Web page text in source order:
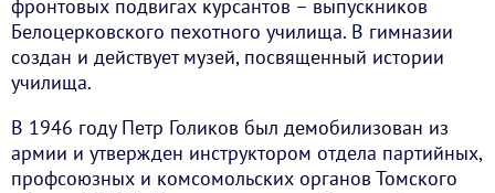
фронтовых подвигах курсантов – выпускников
Белоцерковского пехотного училища. В гимназии
создан и действует музей, посвященный истории
училища.
В 1946 году Петр Голиков был демобилизован из
армии и утвержден инструктором отдела партийных,
профсоюзных и комсомольских органов Томского